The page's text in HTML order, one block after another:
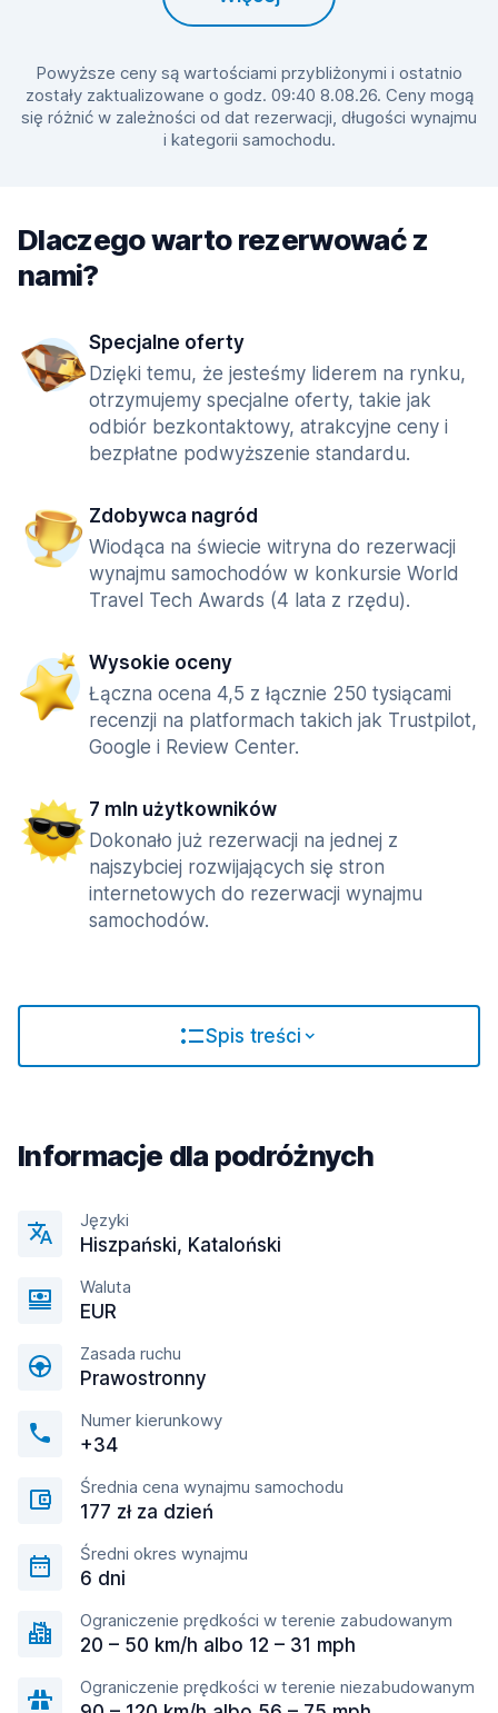
Powyższe ceny są wartościami przybliżonymi i ostatnio
zostały zaktualizowane o godz. 09:40 8.08.26. Ceny mogą
się różnić w zależności od dat rezerwacji, długości wynajmu
i kategorii samochodu.
Dlaczego warto rezerwować z
nami?
Specjalne oferty
Dzięki temu, że jesteśmy liderem na rynku,
otrzymujemy specjalne oferty, takie jak
odbiór bezkontaktowy, atrakcyjne ceny i
bezpłatne podwyższenie standardu.
Zdobywca nagród
Wiodąca na świecie witryna do rezerwacji
wynajmu samochodów w konkursie World
Travel Tech Awards (4 lata z rzędu).
Wysokie oceny
Łączna ocena 4,5 z łącznie 250 tysiącami
recenzji na platformach takich jak Trustpilot,
Google i Review Center.
7 mln użytkowników
Dokonało już rezerwacji na jednej z
najszybciej rozwijających się stron
internetowych do rezerwacji wynajmu
samochodów.
Spis treści
Informacje dla podróżnych
Języki
Hiszpański, Kataloński
Waluta
EUR
Zasada ruchu
Prawostronny
Numer kierunkowy
+34
Średnia cena wynajmu samochodu
177 zł za dzień
Średni okres wynajmu
6 dni
Ograniczenie prędkości w terenie zabudowanym
20 – 50 km/h albo 12 – 31 mph
Ograniczenie prędkości w terenie niezabudowanym